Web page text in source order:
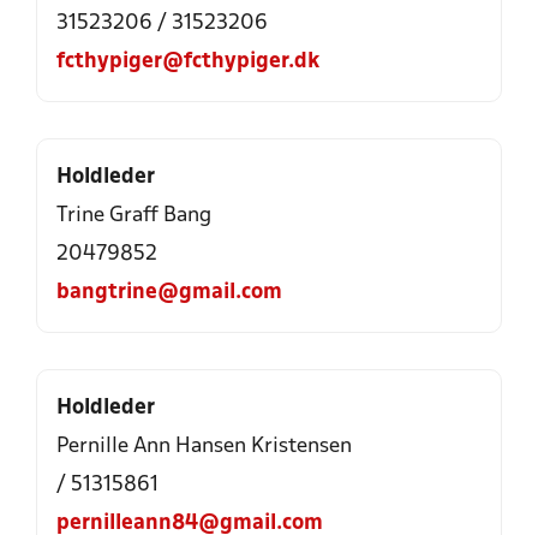
31523206 / 31523206
fcthypiger@fcthypiger.dk
Holdleder
Trine Graff Bang
20479852
bangtrine@gmail.com
Holdleder
Pernille Ann Hansen Kristensen
/ 51315861
pernilleann84@gmail.com